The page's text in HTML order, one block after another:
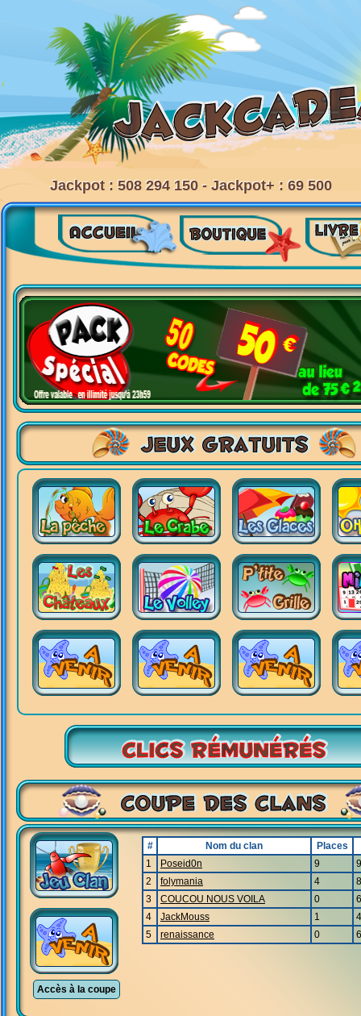
Jackpot : 508 294 150 - Jackpot+ : 69 500
Accès à la coupe
# Nom du clan
Places
1
Poseid0n 9
2
folymania 4
3
COUCOU NOUS VOILA 0
4
JackMouss 1
5
renaissance 0